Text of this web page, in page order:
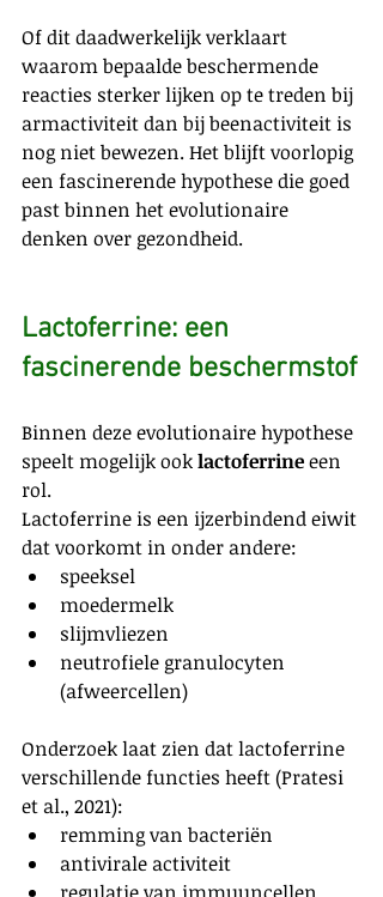
Of dit daadwerkelijk verklaart
waarom bepaalde beschermende
reacties sterker lijken op te treden bij
armactiviteit dan bij beenactiviteit is
nog niet bewezen. Het blijft voorlopig
een fascinerende hypothese die goed
past binnen het evolutionaire
denken over gezondheid.
Lactoferrine: een
fascinerende beschermstof
Binnen deze evolutionaire hypothese
speelt mogelijk ook lactoferrine een
rol.
Lactoferrine is een ijzerbindend eiwit
dat voorkomt in onder andere:
speeksel
moedermelk
slijmvliezen
neutrofiele granulocyten
(afweercellen)
Onderzoek laat zien dat lactoferrine
verschillende functies heeft (Pratesi
et al., 2021):
remming van bacteriën
antivirale activiteit